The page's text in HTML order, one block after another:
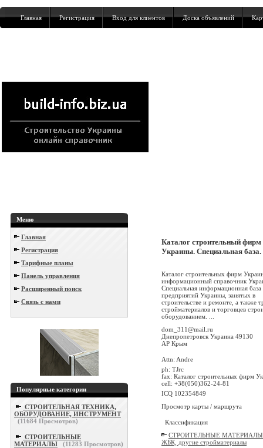
Главная Регистрация Вход для клиентов Доска объявлений
Меню
Главная
Регистрация
Тарифные планы
Панель управления
Расширенный поиск
Связь с нами
Популярные категории
СТРОИТЕЛЬНАЯ ТЕХНИКА,
ОБОРУДОВАНИЕ, ИНСТРУМЕНТ
(11684 Просмотров)
СТРОИТЕЛЬНЫЕ
МАТЕРИАЛЫ
(11283 Просмотров)
Каталог строительный фирм
Украины. Специальная база.
Каталог строительных фирм
информационный справочник
Специальная информационная
предприятий Украины, занятых в
строительстве и ремонте, а также
стройматериалов и торговцев
оборудованием. ...
dom_311@mail.ru
Днепропетровск Украина 49130
АР Крым
Attn: Andre
ph: TJrc
fax: Каталог строительных фирм
cell: +38(050)362-24-81
ICQ 102354849
Просмотр карты / маршрута
Классификация
СТРОИТЕЛЬНЫЕ
ЖБК, другие стройматериалы